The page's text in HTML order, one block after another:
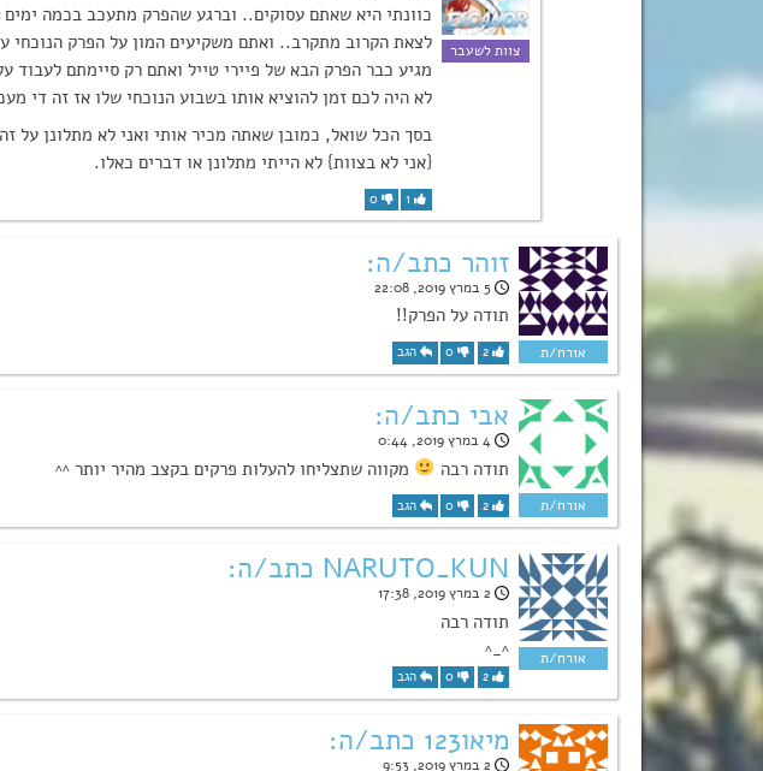
כוונתי היא שאתם עסוקים.. וברגע שהפרק מתעכב בכמה
לצאת הקרוב מתקרב.. ואתם משקיעים המון על הפרק הנוכחי
מגיע כבר הפרק הבא של פיירי טייל ואתם רק סיימתם לעבוד
לא היה לכם זמן להוציא אותו בשבוע הנוכחי שלו אז זה די
בסך הכל שואל, כמובן שאתה מכיר אותי ואני לא מתלונן על
{אני לא בצוות} לא הייתי מתלונן או דברים כאלו.
1
0
זוהר כתב/ה:
5 במרץ 2019, 22:08
תודה על הפרק!!
2
0 הגב
אבי כתב/ה:
4 במרץ 2019, 0:44
תודה רבה מקווה שתצליחו להעלות פרקים בקצב מהיר יותר ^^
2
0 הגב
NARUTO_KUN כתב/ה:
2 במרץ 2019, 17:38
תודה רבה
^_^
2
0 הגב
מיאו123 כתב/ה:
2 במרץ 2019, 9:53